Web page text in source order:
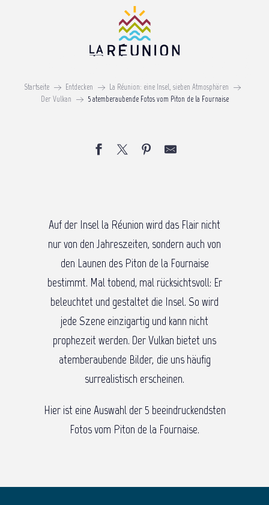
5 atemberaubende Fotos vom
Piton de la Fournaise
Startseite Entdecken
La Réunion: eine Insel, sieben Atmosphären
Der Vulkan
5 atemberaubende Fotos vom Piton de la Fournaise
Auf der Insel la Réunion wird das Flair nicht
nur von den Jahreszeiten, sondern auch von
den Launen des Piton de la Fournaise
bestimmt. Mal tobend, mal rücksichtsvoll: Er
beleuchtet und gestaltet die Insel. So wird
jede Szene einzigartig und kann nicht
prophezeit werden. Der Vulkan bietet uns
atemberaubende Bilder, die uns häufig
surrealistisch erscheinen.
Hier ist eine Auswahl der 5 beeindruckendsten
Fotos vom Piton de la Fournaise.